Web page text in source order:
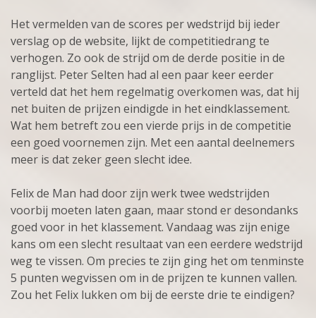
Het vermelden van de scores per wedstrijd bij ieder
verslag op de website, lijkt de competitiedrang te
verhogen. Zo ook de strijd om de derde positie in de
ranglijst. Peter Selten had al een paar keer eerder
verteld dat het hem regelmatig overkomen was, dat hij
net buiten de prijzen eindigde in het eindklassement.
Wat hem betreft zou een vierde prijs in de competitie
een goed voornemen zijn. Met een aantal deelnemers
meer is dat zeker geen slecht idee.
Felix de Man had door zijn werk twee wedstrijden
voorbij moeten laten gaan, maar stond er desondanks
goed voor in het klassement. Vandaag was zijn enige
kans om een slecht resultaat van een eerdere wedstrijd
weg te vissen. Om precies te zijn ging het om tenminste
5 punten wegvissen om in de prijzen te kunnen vallen.
Zou het Felix lukken om bij de eerste drie te eindigen?